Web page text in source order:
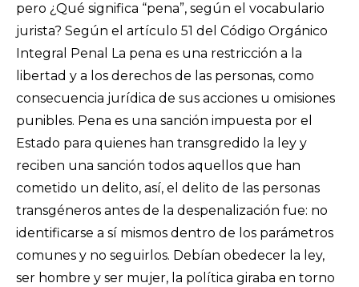
pero ¿Qué significa “pena”, según el vocabulario
jurista? Según el artículo 51 del Código Orgánico
Integral Penal La pena es una restricción a la
libertad y a los derechos de las personas, como
consecuencia jurídica de sus acciones u omisiones
punibles. Pena es una sanción impuesta por el
Estado para quienes han transgredido la ley y
reciben una sanción todos aquellos que han
cometido un delito, así, el delito de las personas
transgéneros antes de la despenalización fue: no
identificarse a sí mismos dentro de los parámetros
comunes y no seguirlos. Debían obedecer la ley,
ser hombre y ser mujer, la política giraba en torno